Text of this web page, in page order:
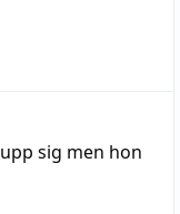
sig men hon